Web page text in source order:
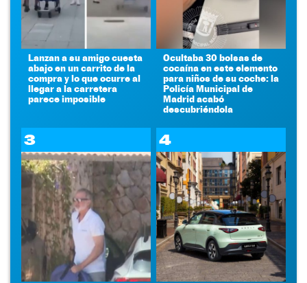
Lanzan a su amigo cuesta
abajo en un carrito de la
compra y lo que ocurre al
llegar a la carretera
parece imposible
Ocultaba 30 bolsas de
cocaína en este elemento
para niños de su coche: la
Policía Municipal de
Madrid acabó
descubriéndola
3 4